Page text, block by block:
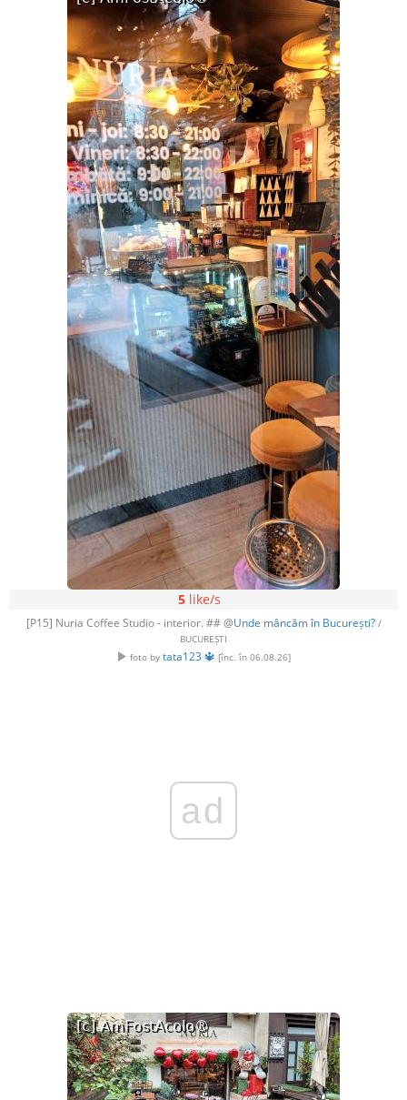
5like/s
[P15] Nuria Coffee Studio - interior. ## @Unde mâncăm în București? /
BUCUREȘTI
foto by tata123 🔱 [înc. în 06.08.26]
ad